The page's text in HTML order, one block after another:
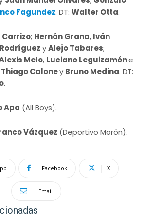
Fagundez. DT: Walter Otta.
Carrizo; Hernán Grana, Iván
Rodríguez yAlejo Tabares;
Melo, Luciano Leguizamóne
Thiago Caloney Bruno Medina. DT:
.
Apa (All Boys).
Vázquez (Deportivo Morón).
Facebook X
Email